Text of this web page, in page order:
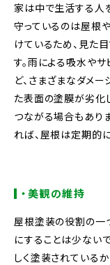
家は中で生活する人
守っているのは屋根
けているため、見た
す。雨による吸水や
ど、さまざまなダメ
た表面の塗膜が劣化
つながる場合もあり
れば、屋根は定期的
・美観の維持
屋根塗装の役割の一
にすることは少ない
しく塗装されている